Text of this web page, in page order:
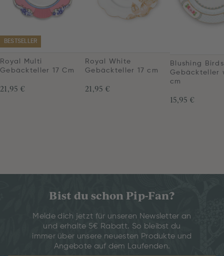
BESTSELLER
Royal Multi
Gebäckteller 17 Cm
21,95 €
Royal White
Gebäckteller 17 cm
21,95 €
Blushing Birds
Gebäckteller
cm
15,95 €
Bist du schon Pip-Fan?
Melde dich jetzt für unseren Newsletter an
und erhalte 5€ Rabatt. So bleibst du
immer über unsere neuesten Produkte und
Angebote auf dem Laufenden.